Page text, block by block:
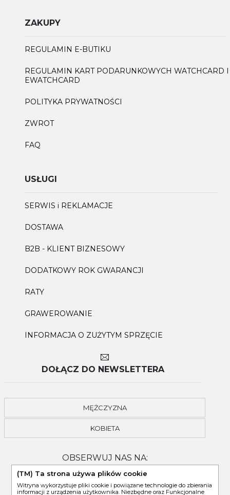
ZAKUPY
REGULAMIN E-BUTIKU
REGULAMIN KART PODARUNKOWYCH WATCHCARD I
EWATCHCARD
POLITYKA PRYWATNOŚCI
ZWROT
FAQ
USŁUGI
SERWIS i REKLAMACJE
DOSTAWA
B2B - KLIENT BIZNESOWY
DODATKOWY ROK GWARANCJI
RATY
GRAWEROWANIE
INFORMACJA O ZUŻYTYM SPRZĘCIE
DOŁĄCZ DO NEWSLETTERA
MĘŻCZYZNA
KOBIETA
OBSERWUJ NAS NA:
(TM) Ta strona używa plików cookie
Witryna wykorzystuje pliki cookie i powiązane technologie do zbierania
informacji z urządzenia użytkownika. Niezbędne oraz Funkcjonalne